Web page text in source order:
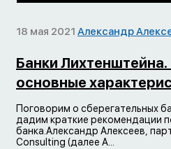
18 мая 2021 Александр
Банки
основные
Поговорим о сберегательных
дадим краткие рекомендации
банка.Александр Алексеев,
Consulting (далее А...